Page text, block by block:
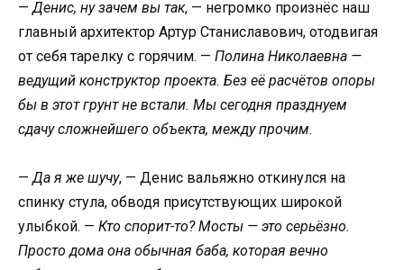
— Денис, ну зачем вы так, — негромко произнёс наш
главный архитектор Артур Станиславович, отодвигая
от себя тарелку с горячим. — Полина Николаевна —
ведущий конструктор проекта. Без её расчётов опоры
бы в этот грунт не встали. Мы сегодня празднуем
сдачу сложнейшего объекта, между прочим.
— Да я же шучу, — Денис вальяжно откинулся на
спинку стула, обводя присутствующих широкой
улыбкой. — Кто спорит-то? Мосты — это серьёзно.
Просто дома она обычная баба, которая вечно